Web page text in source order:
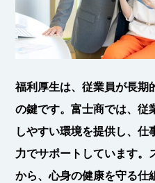
福利厚生は、従業員が長期
の鍵です。富士商では、従
しやすい環境を提供し、仕
力でサポートしています。
から、心身の健康を守る仕